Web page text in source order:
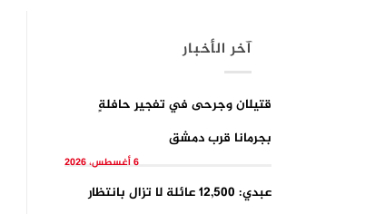
آخر الأخبار
قتيلان وجرحى في تفجيرِ حافلةٍ
بجرمانا قرب دمشق
6 أغسطس، 2026
عبدي: 12,500 عائلة لا تزال بانتظار